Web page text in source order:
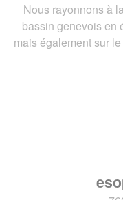
Nous rayonnons à
bassin genevois en
mais également sur